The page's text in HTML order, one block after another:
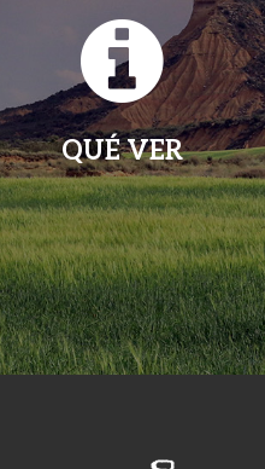
QUÉ VER